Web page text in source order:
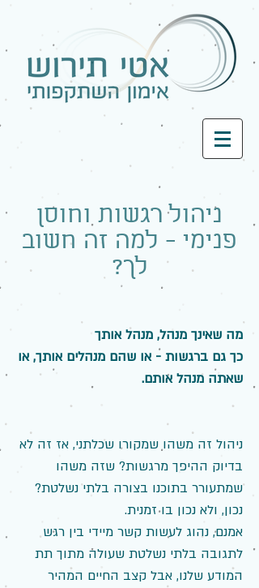
ניהול רגשות וחוסן
פנימי - למה זה חשוב
לך?
מה שאינך מנהל, מנהל אותך
כך גם ברגשות - או שהם מנהלים אותך, או
שאתה מנהל אותם.
ניהול זה משהו שמקורו שכלתני, אז זה לא
בדיוק ההיפך מרגשות? שזה משהו
שמתעורר בתוכנו בצורה בלתי נשלטת?
נכון, ולא נכון בו זמנית.
אמנם, נהוג לעשות קשר מיידי בין רגש
לתגובה בלתי נשלטת שעולה מתוך תת
המודע שלנו, אבל קצב החיים המהיר